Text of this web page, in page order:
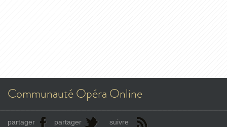
Communauté Opéra Online
partager partager suivre